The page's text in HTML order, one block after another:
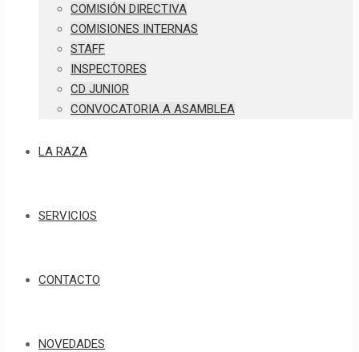
COMISIÓN DIRECTIVA
COMISIONES INTERNAS
STAFF
INSPECTORES
CD JUNIOR
CONVOCATORIA A ASAMBLEA
LA RAZA
SERVICIOS
CONTACTO
NOVEDADES